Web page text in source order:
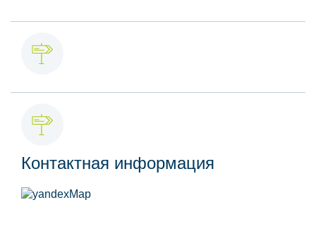
Контактная информация